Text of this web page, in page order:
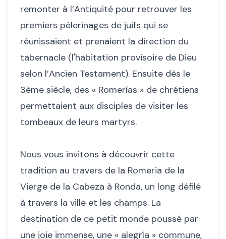
remonter à l’Antiquité pour retrouver les
premiers pèlerinages de juifs qui se
réunissaient et prenaient la direction du
tabernacle (l'habitation provisoire de Dieu
selon l’Ancien Testament). Ensuite dès le
3ème siècle, des « Romerías » de chrétiens
permettaient aux disciples de visiter les
tombeaux de leurs martyrs.
Nous vous invitons à découvrir cette
tradition au travers de la Romeria de la
Vierge de la Cabeza à Ronda, un long défilé
à travers la ville et les champs. La
destination de ce petit monde poussé par
une joie immense, une « alegría » commune,